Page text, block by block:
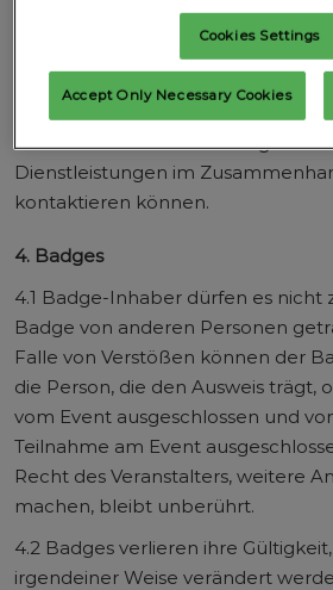
ihr Name und ihre Kontaktdaten
und/oder Sprecher geteilt, die sie
Datenschutzrichtlinie bezüglich
Dienstleistungen im
kontaktieren können.
4. Badges
4.1 Badge-Inhaber dürfen es nicht
Badge von anderen Personen
Falle von Verstößen können der
die Person, die den Ausweis trägt,
vom Event ausgeschlossen und
Teilnahme am Event
Recht des Veranstalters, weitere
machen, bleibt unberührt.
4.2 Badges verlieren ihre
irgendeiner Weise verändert
Cookies Settings
Accept Only Necessary Cookies